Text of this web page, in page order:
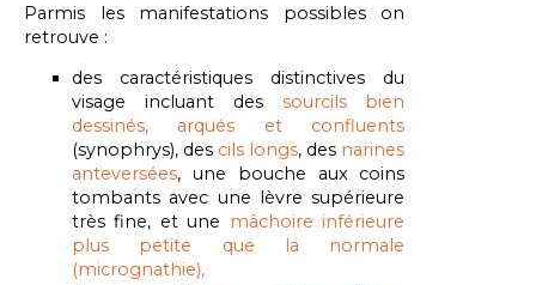
Parmis les manifestations possibles on
retrouve :
des caractéristiques distinctives du
visage incluant des sourcils bien
dessinés, arqués et confluents
(synophrys), des cils longs, des narines
anteversées, une bouche aux coins
tombants avec une lèvre supérieure
très fine, et une mâchoire inférieure
plus petite que la normale
(micrognathie),